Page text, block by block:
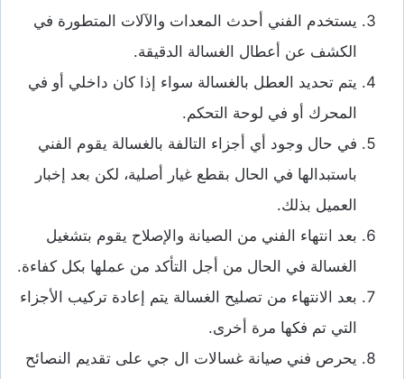
يستخدم الفني أحدث المعدات والآلات المتطورة في
الكشف عن أعطال الغسالة الدقيقة.
يتم تحديد العطل بالغسالة سواء إذا كان داخلي أو في
المحرك أو في لوحة التحكم.
في حال وجود أي أجزاء التالفة بالغسالة يقوم الفني
باستبدالها في الحال بقطع غيار أصلية، لكن بعد إخبار
العميل بذلك.
بعد انتهاء الفني من الصيانة والإصلاح يقوم بتشغيل
الغسالة في الحال من أجل التأكد من عملها بكل كفاءة.
بعد الانتهاء من تصليح الغسالة يتم إعادة تركيب الأجزاء
التي تم فكها مرة أخرى.
يحرص فني صيانة غسالات ال جي على تقديم النصائح